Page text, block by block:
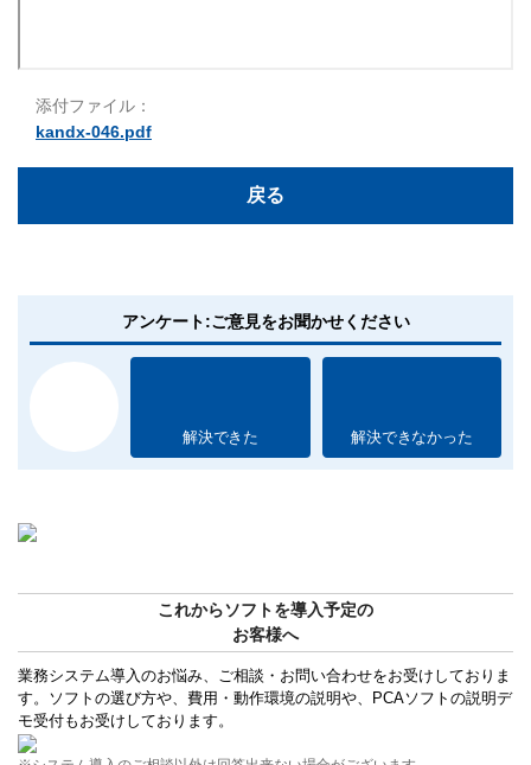
添付ファイル：
kandx-046.pdf
戻る
アンケート:ご意見をお聞かせください
解決できた 解決できなかった
これからソフトを導入予定の
お客様へ
業務システム導入のお悩み、ご相談・お問い合わせをお受けしておりま
す。ソフトの選び方や、費用・動作環境の説明や、PCAソフトの説明デ
モ受付もお受けしております。